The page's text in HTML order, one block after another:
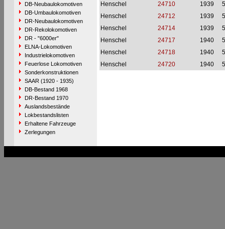
DB-Neubaulokomotiven
DB-Umbaulokomotiven
DR-Neubaulokomotiven
DR-Rekolokomotiven
DR - "6000er"
ELNA-Lokomotiven
Industrielokomotiven
Feuerlose Lokomotiven
Sonderkonstruktionen
SAAR (1920 - 1935)
DB-Bestand 1968
DR-Bestand 1970
Auslandsbestände
Lokbestandslisten
Erhaltene Fahrzeuge
Zerlegungen
Henschel
24710 1939
Henschel
24712 1939
Henschel
24714 1939
Henschel
24717 1940
Henschel
24718 1940
Henschel
24720 1940